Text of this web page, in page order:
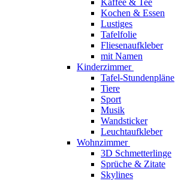
Kaffee & Tee
Kochen & Essen
Lustiges
Tafelfolie
Fliesenaufkleber
mit Namen
Kinderzimmer
Tafel-Stundenpläne
Tiere
Sport
Musik
Wandsticker
Leuchtaufkleber
Wohnzimmer
3D Schmetterlinge
Sprüche & Zitate
Skylines